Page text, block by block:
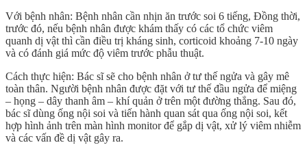
Với bệnh nhân: Bệnh nhân cần nhịn ăn trước soi 6 tiếng, Đồng thời,
trước đó, nếu bệnh nhân được khám thấy có các tổ chức viêm
quanh dị vật thì cần điều trị kháng sinh, corticoid khoảng 7-10 ngày
và có đánh giá mức độ viêm trước phẫu thuật.
Cách thực hiện: Bác sĩ sẽ cho bệnh nhân ở tư thế ngửa và gây mê
toàn thân. Người bệnh nhân được đặt với tư thế đầu ngửa để miệng
– họng – dây thanh âm – khí quản ở trên một đường thẳng. Sau đó,
bác sĩ dùng ống nội soi và tiến hành quan sát qua ống nội soi, kết
hợp hình ảnh trên màn hình monitor để gắp dị vật, xử lý viêm nhiễm
và các vấn đề dị vật gây ra.